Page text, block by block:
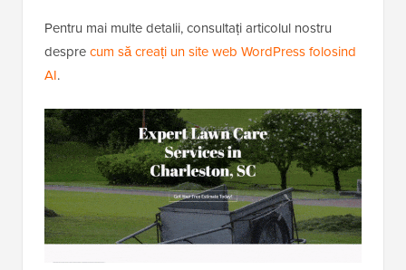
Pentru mai multe detalii, consultați articolul nostru
desprecum să creați un site web WordPress folosind
AI.